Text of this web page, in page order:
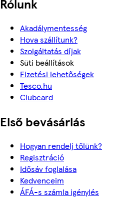
Rólunk
Akadálymentesség
Hova szállítunk?
Szolgáltatás díjak
Süti beállítások
Fizetési lehetőségek
Tesco.hu
Clubcard
Első bevásárlás
Hogyan rendelj tőlünk?
Regisztráció
Idősáv foglalása
Kedvenceim
ÁFÁ-s számla igénylés